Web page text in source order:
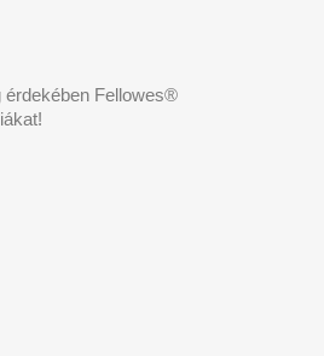
érdekében Fellowes®